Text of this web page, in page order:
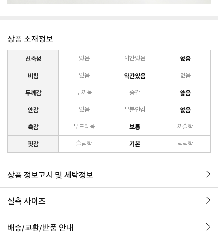
상품 소재정보
신축성 있음 약간있음 없음
비침 있음 약간있음 없음
두께감 두꺼움 중간 얇음
안감 있음 부분안감 없음
촉감 부드러움 보통 까슬함
핏감 슬림함 기본 넉넉함
상품 정보고시 및 세탁정보
실측 사이즈
배송/교환/반품 안내